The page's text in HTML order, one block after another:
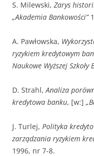
S. Milewski, Zarys
„Akademia Bankowości”
A. Pawłowska,
ryzykiem kredytowym
Naukowe Wyższej Szkoły
D. Strahl,Analiza
kredytowa banku, [w:]
J. Turlej, Polityka
zarządzania ryzykiem
1996, nr 7-8.